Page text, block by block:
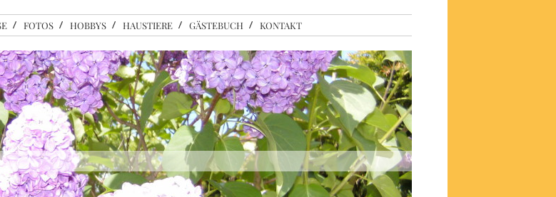
FOTOS HOBBYS HAUSTIERE GÄSTEBUCH KONTAKT